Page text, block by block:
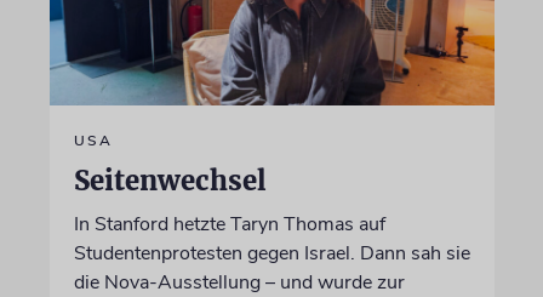
USA
Seitenwechsel
In Stanford hetzte Taryn Thomas auf
Studentenprotesten gegen Israel. Dann sah sie
die Nova-Ausstellung – und wurde zur